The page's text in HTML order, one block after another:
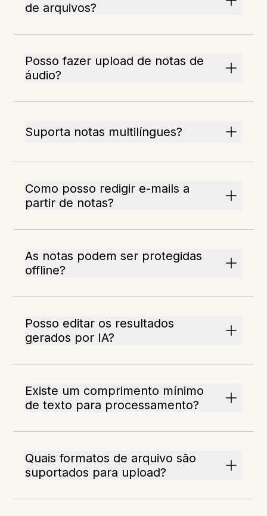
de arquivos?
Posso fazer upload de notas de
áudio?
Suporta notas multilíngues?
Como posso redigir e-mails a
partir de notas?
As notas podem ser protegidas
offline?
Posso editar os resultados
gerados por IA?
Existe um comprimento mínimo
de texto para processamento?
Quais formatos de arquivo são
suportados para upload?